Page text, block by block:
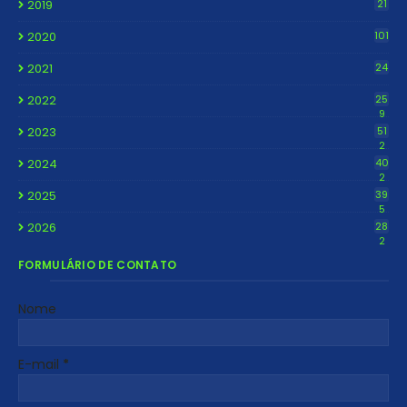
2019 21
2020 101
2021 24
2022
25
9
2023
51
2
2024
40
2
2025
39
5
2026
28
2
FORMULÁRIO DE CONTATO
Nome
E-mail *